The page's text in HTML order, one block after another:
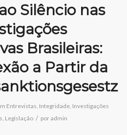
Silêncio nas
Brasileiras:
a Partir da
Entrevistas, Integridade, Investigações
, Legislação / por admin